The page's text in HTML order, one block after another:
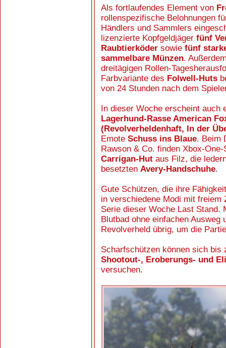
Als fortlaufendes Element von
rollenspezifische Belohnungen
Händlers und Sammlers
lizenzierte Kopfgeldjäger fünf
Raubtierköder sowie fünf
sammelbare Münzen.
dreitägigen Rollen-
Farbvariante des Folwell-Huts
von 24 Stunden nach dem
In dieser Woche erscheint auch
Lagerhund-Rasse American
(Revolverheldenhaft, In der
Emote Schuss ins Blaue. Beim
Rawson & Co. finden Xbox-
Carrigan-Hut aus Filz, die
besetzten Avery-Handschuhe.
Gute Schützen, die ihre
in verschiedene Modi mit freiem
Serie dieser Woche Last Stand.
Blutbad ohne einfachen
Revolverheld übrig, um die
Scharfschützen können sich bis
Shootout-, Eroberungs- und
versuchen.